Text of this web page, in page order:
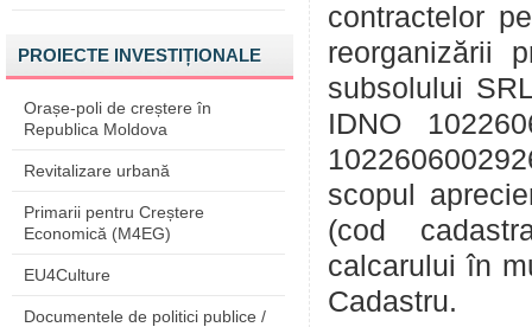
PROIECTE INVESTIȚIONALE
Orașe-poli de creștere în
Republica Moldova
Revitalizare urbană
Primarii pentru Creștere
Economică (M4EG)
EU4Culture
Documentele de politici publice /
contractelor
reorganizării
subsolului
IDNO
scopul
(cod
calcarului în
Cadastru.